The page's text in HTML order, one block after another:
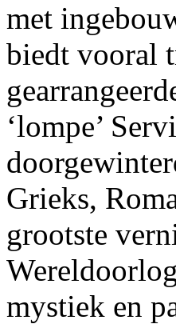
met
biedt vooral
‘lompe’
Grieks,
grootste
mystiek en